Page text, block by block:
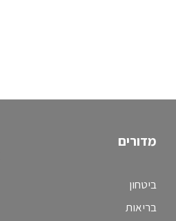
מדורים
ביטחון
בריאות